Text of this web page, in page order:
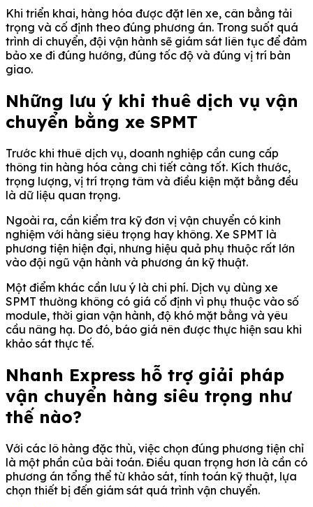
Khi triển khai, hàng hóa được đặt lên xe, cân bằng tải
trọng và cố định theo đúng phương án. Trong suốt quá
trình di chuyển, đội vận hành sẽ giám sát liên tục để đảm
bảo xe đi đúng hướng, đúng tốc độ và đúng vị trí bàn
giao.
Những lưu ý khi thuê dịch vụ vận
chuyển bằng xe SPMT
Trước khi thuê dịch vụ, doanh nghiệp cần cung cấp
thông tin hàng hóa càng chi tiết càng tốt. Kích thước,
trọng lượng, vị trí trọng tâm và điều kiện mặt bằng đều
là dữ liệu quan trọng.
Ngoài ra, cần kiểm tra kỹ đơn vị vận chuyển có kinh
nghiệm với hàng siêu trọng hay không. Xe SPMT là
phương tiện hiện đại, nhưng hiệu quả phụ thuộc rất lớn
vào đội ngũ vận hành và phương án kỹ thuật.
Một điểm khác cần lưu ý là chi phí. Dịch vụ dùng xe
SPMT thường không có giá cố định vì phụ thuộc vào số
module, thời gian vận hành, độ khó mặt bằng và yêu
cầu nâng hạ. Do đó, báo giá nên được thực hiện sau khi
khảo sát thực tế.
Nhanh Express hỗ trợ giải pháp
vận chuyển hàng siêu trọng như
thế nào?
Với các lô hàng đặc thù, việc chọn đúng phương tiện chỉ
là một phần của bài toán. Điều quan trọng hơn là cần có
phương án tổng thể từ khảo sát, tính toán kỹ thuật, lựa
chọn thiết bị đến giám sát quá trình vận chuyển.